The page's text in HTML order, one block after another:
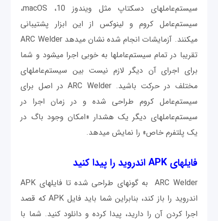
سیستم‌عامل‎های دسکتاپ مثل ویندوز 10، macOS،
سیستم‌عامل کروم و لینوکس از این ابزار پشتیبانی
می‎کنند. آزمايشات انجام شده نشان می‎دهد ARC Welder
تقريبا در تمام سیستم‌عامل‎ها به خوبی اجرا می‎شود و شما
برای اجرای آن دیگر لازم نیست بین سیستم‌عامل‎های
مختلف در حرکت باشید. ARC Welder در اصل برای
سیستم‌عامل کروم طراحی شده و در زمان اجرا در
سیستم‌عامل‎های دیگر یک هشدار «امکان وجود باگ در
یک پلتفرم خاص» را نمایش می‎دهد.
فایل‎های APK اندروید را پیدا کنید
ARC Welder به گونه‎ای طراحی شده تا فایل‎های APK
اندروید را باز کند، بنابراین شما باید فایل APK که قصد
اجرا کردن آن را دارید، پیدا کرده و دانلود كنيد. شما با